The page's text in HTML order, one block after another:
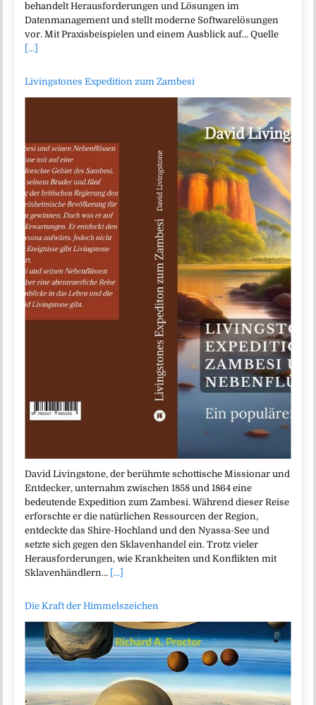
behandelt Herausforderungen und Lösungen im
Datenmanagement und stellt moderne Softwarelösungen
vor. Mit Praxisbeispielen und einem Ausblick auf… Quelle
[...]
Livingstones Expedition zum Zambesi
David Livingstone, der berühmte schottische Missionar und
Entdecker, unternahm zwischen 1858 und 1864 eine
bedeutende Expedition zum Zambesi. Während dieser Reise
erforschte er die natürlichen Ressourcen der Region,
entdeckte das Shire-Hochland und den Nyassa-See und
setzte sich gegen den Sklavenhandel ein. Trotz vieler
Herausforderungen, wie Krankheiten und Konflikten mit
Sklavenhändlern… [...]
Die Kraft der Himmelszeichen